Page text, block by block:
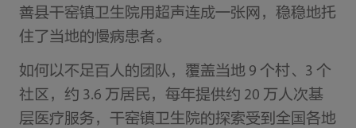
善县干窑镇卫生院用超声连成一张网，稳稳地托
住了当地的慢病患者。
如何以不足百人的团队，覆盖当地 9 个村、3 个
社区，约 3.6 万居民，每年提供约 20 万人次基
层医疗服务，干窑镇卫生院的探索受到全国各地